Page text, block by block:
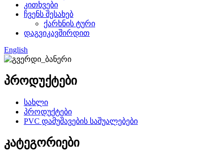
კითხვები
ჩვენს შესახებ
ქარხნის ტური
დაგვიკავშირდით
English
პროდუქტები
სახლი
პროდუქტები
PVC დამუშავების საშუალებები
კატეგორიები